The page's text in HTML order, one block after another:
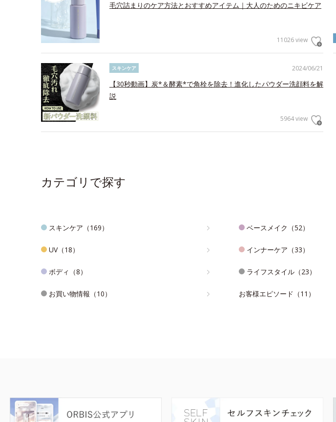
毛穴詰まりのケア方法とおすすめアイテム｜大人のためのニキビケア
11026 view
2024/06/21
スキンケア
【30秒動画】炭*＆酵素*で角栓を除去！進化したパウダー洗顔料を解
説
5964 view
カテゴリで探す
スキンケア（169） ベースメイク（52）
UV（18） インナーケア（33）
ボディ（8） ライフスタイル（23）
お買い物情報（10） お客様エピソード（11）